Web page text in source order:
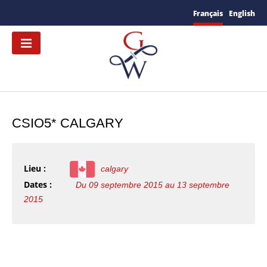
Français English
CSIO5* CALGARY
Lieu : calgary
Dates :
Du 09 septembre 2015 au 13 septembre
2015